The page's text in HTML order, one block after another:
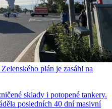
plán je zasáhl na
sklady i potopené tankery.
posledních 40 dní masivní